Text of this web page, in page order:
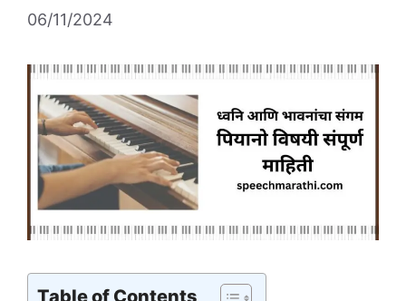
06/11/2024
Table of Contents